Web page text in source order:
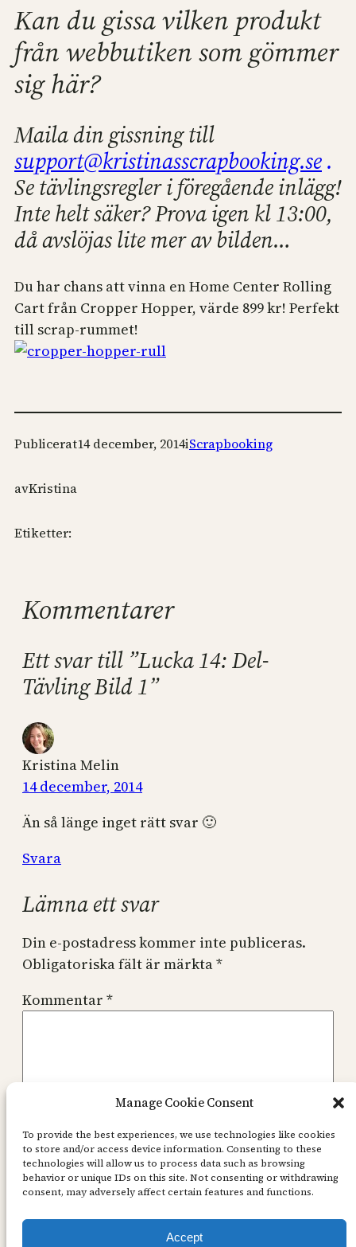
Manage Cookie Consent
To provide the best experiences, we use technologies like cookies
to store and/or access device information. Consenting to these
technologies will allow us to process data such as browsing
behavior or unique IDs on this site. Not consenting or withdrawing
consent, may adversely affect certain features and functions.
Accept
Kan du gissa vilken produkt
från webbutiken som gömmer
sig här?
Maila din gissning till
support@kristinasscrapbooking.se.
Se tävlingsregler i föregående inlägg!
Inte helt säker? Prova igen kl 13:00,
då avslöjas lite mer av bilden…
Du har chans att vinna en Home Center Rolling
Cart från Cropper Hopper, värde 899 kr! Perfekt
till scrap-rummet!
Publicerat14 december, 2014iScrapbooking
avKristina
Etiketter:
Kommentarer
Ett svar till ”Lucka 14: Del-
Tävling Bild 1”
Kristina Melin
14 december, 2014
Än så länge inget rätt svar 🙂
Svara
Lämna ett svar
Din e-postadress kommer inte publiceras.
Obligatoriska fält är märkta*
Kommentar *
Namn*
E-postadress*